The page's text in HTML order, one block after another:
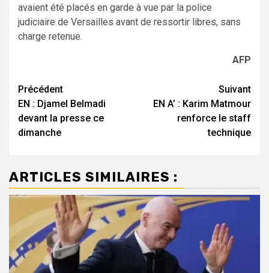
avaient été placés en garde à vue par la police
judiciaire de Versailles avant de ressortir libres, sans
charge retenue.
AFP
Navigation
d’article
Précédent
EN : Djamel Belmadi
devant la presse ce
dimanche
Suivant
EN A’ : Karim Matmour
renforce le staff
technique
ARTICLES SIMILAIRES :